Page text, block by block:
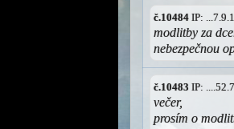
č.10484 IP:
modlitby za
nebezpečnou
č.10483 IP:
večer,
prosím o